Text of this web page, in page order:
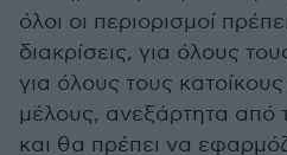
όλοι οι περιορισμοί
διακρίσεις, για όλους
για όλους τους
μέλους, ανεξάρτητα από
και θα πρέπει να